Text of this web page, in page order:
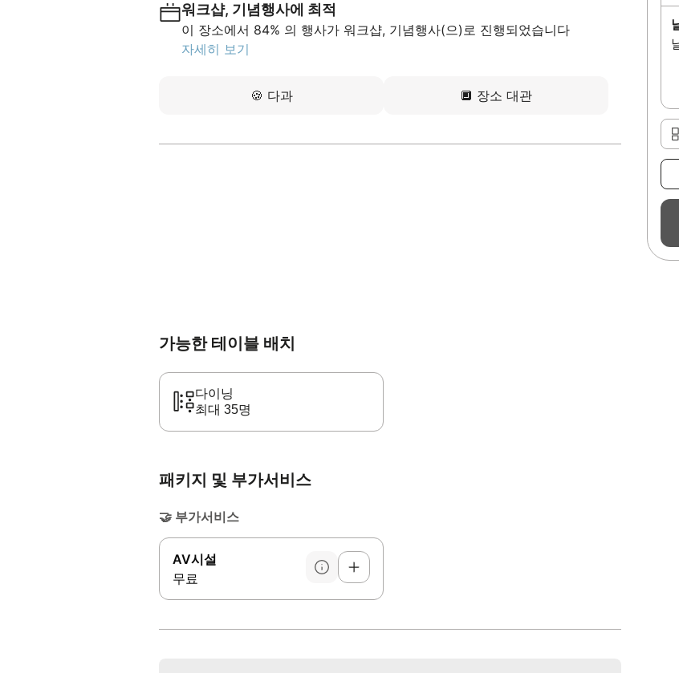
워크샵, 기념행사에 최적
이 장소에서 84% 의 행사가 워크샵, 기념행사(으)로 진행되었습니다
자세히 보기
🍪 다과 🔲 장소 대관
가능한 테이블 배치
다이닝
최대 35명
패키지 및 부가서비스
🤝 부가서비스
AV시설
무료